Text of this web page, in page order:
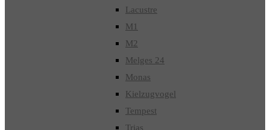
Lacustre
M1
M2
Melges 24
Monas
Kielzugvogel
Tempest
Trias